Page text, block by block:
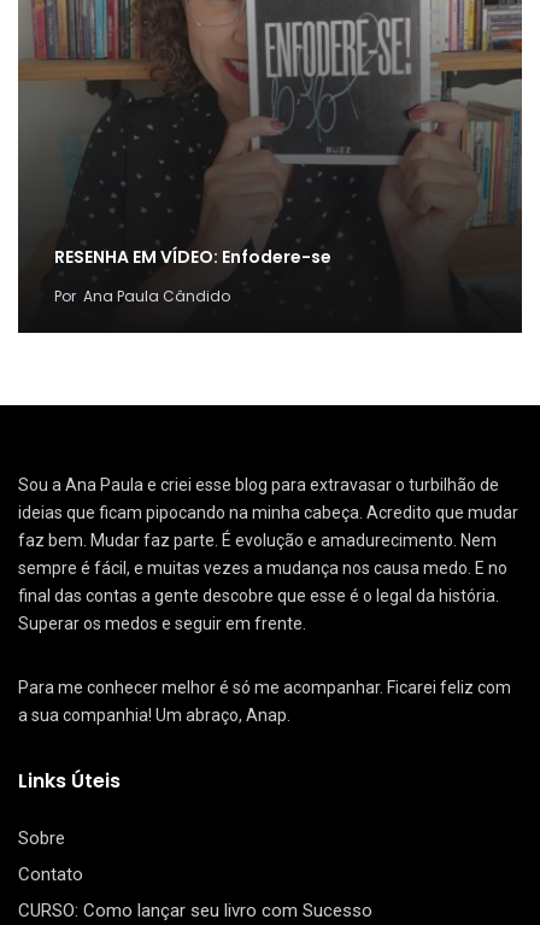
RESENHA EM VÍDEO: Enfodere-se
Por Ana Paula Cândido
Sou a Ana Paula e criei esse blog para extravasar o turbilhão de
ideias que ficam pipocando na minha cabeça. Acredito que mudar
faz bem. Mudar faz parte. É evolução e amadurecimento. Nem
sempre é fácil, e muitas vezes a mudança nos causa medo. E no
final das contas a gente descobre que esse é o legal da história.
Superar os medos e seguir em frente.
Para me conhecer melhor é só me acompanhar. Ficarei feliz com
a sua companhia! Um abraço, Anap.
Links Úteis
Sobre
Contato
CURSO: Como lançar seu livro com Sucesso